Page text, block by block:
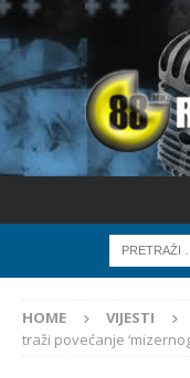
HOME VIJESTI
traži povećanje